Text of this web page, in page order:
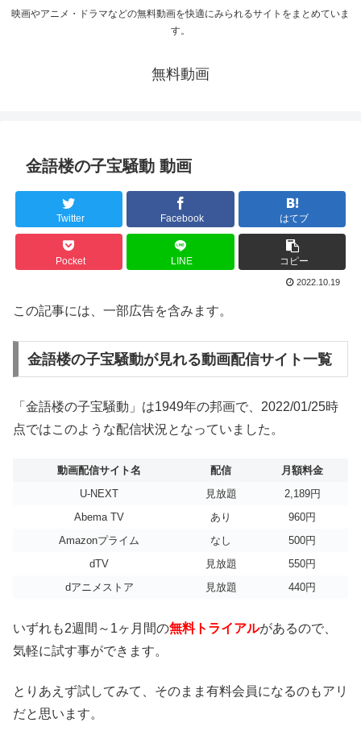
映画やアニメ・ドラマなどの無料動画を快適にみられるサイトをまとめていま
す。
無料動画
金語楼の子宝騒動 動画
Twitter Facebook はてブ
Pocket LINE コピー
2022.10.19
この記事には、一部広告を含みます。
金語楼の子宝騒動が見れる動画配信サイト一覧
「金語楼の子宝騒動」は1949年の邦画で、2022/01/25時
点ではこのような配信状況となっていました。
動画配信サイト名 配信
月額料金
U-NEXT
見放題
2,189円
Abema TV
あり
960円
Amazonプライム
なし
500円
dTV
見放題
550円
dアニメストア
見放題 440円
いずれも2週間～1ヶ月間の無料トライアルがあるので、
気軽に試す事ができます。
とりあえず試してみて、そのまま有料会員になるのもアリ
だと思います。